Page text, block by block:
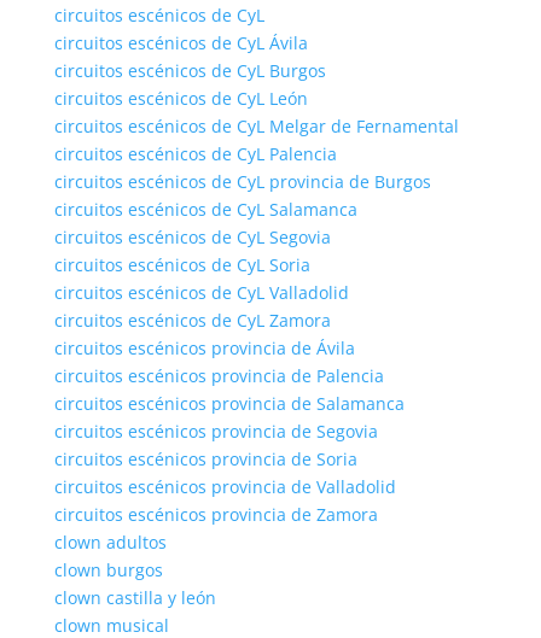
circuitos escénicos de CyL
circuitos escénicos de CyL Ávila
circuitos escénicos de CyL Burgos
circuitos escénicos de CyL León
circuitos escénicos de CyL Melgar de Fernamental
circuitos escénicos de CyL Palencia
circuitos escénicos de CyL provincia de Burgos
circuitos escénicos de CyL Salamanca
circuitos escénicos de CyL Segovia
circuitos escénicos de CyL Soria
circuitos escénicos de CyL Valladolid
circuitos escénicos de CyL Zamora
circuitos escénicos provincia de Ávila
circuitos escénicos provincia de Palencia
circuitos escénicos provincia de Salamanca
circuitos escénicos provincia de Segovia
circuitos escénicos provincia de Soria
circuitos escénicos provincia de Valladolid
circuitos escénicos provincia de Zamora
clown adultos
clown burgos
clown castilla y león
clown musical